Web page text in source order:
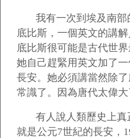
我有一次到埃及南部
底比斯，一個英文的講
底比斯很可能是古代世
她自己趕緊用英文加了
長安。她必須講當然除
常識了。因為唐代太偉大
有人說人類歷史上
就是公元7世紀的長安，